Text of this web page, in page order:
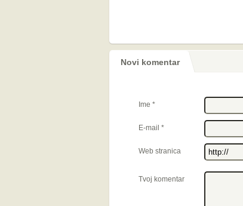
Novi komentar
Ime *
E-mail *
Web stranica
Tvoj komentar